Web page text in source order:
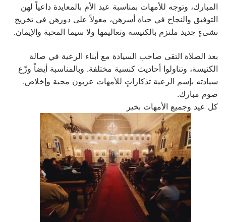
المبارك، وتوجه للأمهات بمناسبة عيد الأم بالمعايدة داعياً لهن
التوفيق والنجاح في حياة أسرهن، معولاً على دورهن في تخريج
نشىءٍ جديد ملتزم بالكنيسة وتعاليمها ولا سيما المحبة والإيمان.
بعد الصلاة التقى صاحب السيادة مع أبناء الرعية في صالة
الكنيسة، وتناولوا أحاديث كنسية مختلفة. وبالمناسبة أيضاً وزّع
سيادته بإسم الرعية تذكاراتٍ للأمهات عربون محبة وإخلاص.
صوم مبارك.
كل عيد وجميع الأمهات بخير